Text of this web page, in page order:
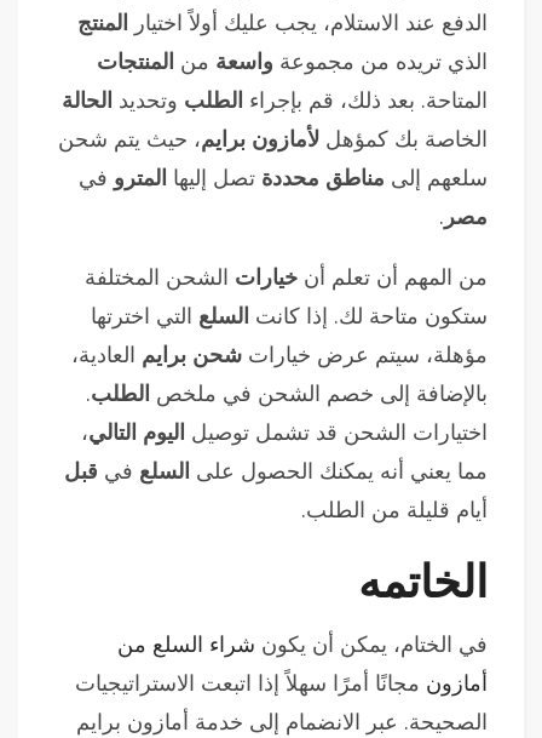
الدفع عند الاستلام، يجب عليك أولاً اختيار المنتج
الذي تريده من مجموعة واسعة من المنتجات
المتاحة. بعد ذلك، قم بإجراء الطلب وتحديد الحالة
الخاصة بك كمؤهل لأمازون برايم، حيث يتم شحن
سلعهم إلى مناطق محددة تصل إليها المترو في
مصر .
من المهم أن تعلم أن خيارات الشحن المختلفة
ستكون متاحة لك. إذا كانت السلع التي اخترتها
مؤهلة، سيتم عرض خيارات شحن برايم العادية،
بالإضافة إلى خصم الشحن في ملخص الطلب.
اختيارات الشحن قد تشمل توصيل اليوم التالي،
مما يعني أنه يمكنك الحصول على السلع في قبل
أيام قليلة من الطلب.
الخاتمه
في الختام، يمكن أن يكون شراء السلع من
أمازون مجانًا أمرًا سهلاً إذا اتبعت الاستراتيجيات
الصحيحة. عبر الانضمام إلى خدمة أمازون برايم